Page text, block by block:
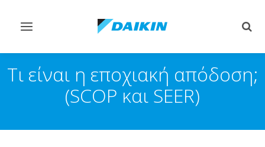
Εναλλαγή
πλοήγηση
Τι είναι η εποχιακή απόδοση;
(SCOP και SEER)